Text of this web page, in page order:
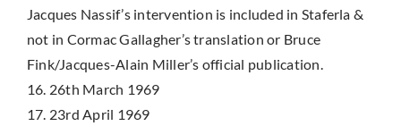
Jacques Nassif’s intervention is included in Staferla &
not in Cormac Gallagher’s translation or Bruce
Fink/Jacques-Alain Miller’s official publication.
16. 26th March 1969
17. 23rd April 1969